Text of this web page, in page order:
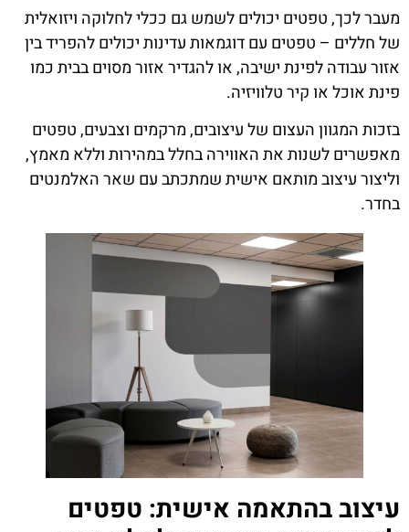
מעבר לכך, טפטים יכולים לשמש גם ככלי לחלוקה ויזואלית
של חללים – טפטים עם דוגמאות עדינות יכולים להפריד בין
אזור עבודה לפינת ישיבה, או להגדיר אזור מסוים בבית כמו
פינת אוכל או קיר טלוויזיה.
בזכות המגוון העצום של עיצובים, מרקמים וצבעים, טפטים
מאפשרים לשנות את האווירה בחלל במהירות וללא מאמץ,
וליצור עיצוב מותאם אישית שמתכתב עם שאר האלמנטים
בחדר.
עיצוב בהתאמה אישית: טפטים